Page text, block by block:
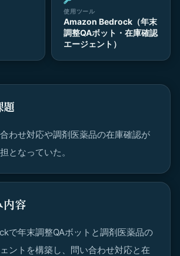
使用ツール
Amazon Bedrock（年末
調整QAボット・在庫確認
エージェント）
題
わせ対応や調剤医薬品の在庫確認が
となっていた。
内容
で年末調整QAボットと調剤医薬品の
ントを構築し、問い合わせ対応と在